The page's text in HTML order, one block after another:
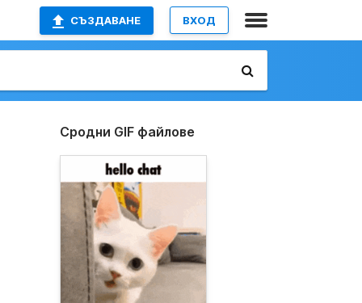
СЪЗДАВАНЕ ВХОД
Сродни GIF файлове